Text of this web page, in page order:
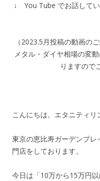
↓ You Tube でお話して
（2023.5月投稿の動画の
メタル・ダイヤ相場の変
りますので
こんにちは。エタニティリ
東京の恵比寿ガーデンプ
門店をしております。
今日は「10万から15万円